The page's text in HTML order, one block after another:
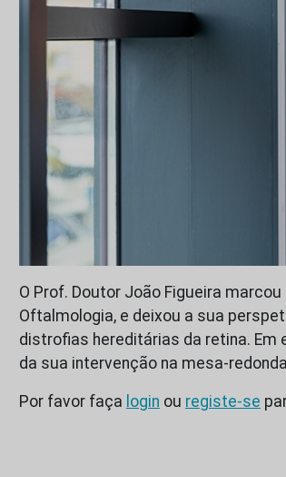
O Prof. Doutor João Figueira
Oftalmologia, e deixou a sua
distrofias hereditárias da retina.
da sua intervenção na mesa-
Por favor faça login ou registe-se